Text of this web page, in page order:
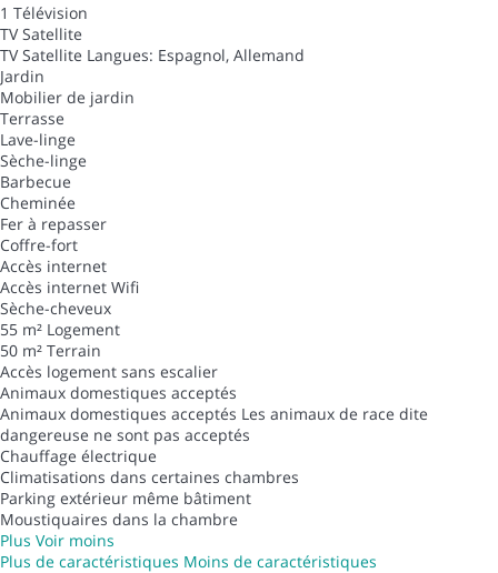
1 Télévision
TV Satellite
TV Satellite Langues: Espagnol, Allemand
Jardin
Mobilier de jardin
Terrasse
Lave-linge
Sèche-linge
Barbecue
Cheminée
Fer à repasser
Coffre-fort
Accès internet
Accès internet Wifi
Sèche-cheveux
55 m² Logement
50 m² Terrain
Accès logement sans escalier
Animaux domestiques acceptés
Animaux domestiques acceptés Les animaux de race dite
dangereuse ne sont pas acceptés
Chauffage électrique
Climatisations dans certaines chambres
Parking extérieur même bâtiment
Moustiquaires dans la chambre
Plus Voir moins
Plus de caractéristiques Moins de caractéristiques